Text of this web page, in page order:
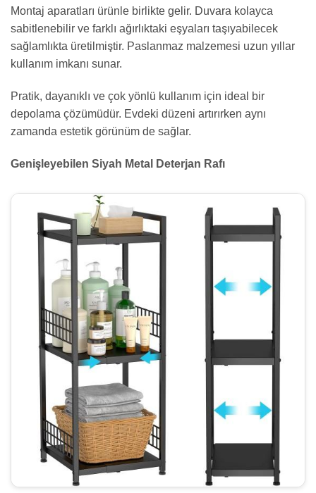
Montaj aparatları ürünle birlikte gelir. Duvara kolayca
sabitlenebilir ve farklı ağırlıktaki eşyaları taşıyabilecek
sağlamlıkta üretilmiştir. Paslanmaz malzemesi uzun yıllar
kullanım imkanı sunar.
Pratik, dayanıklı ve çok yönlü kullanım için ideal bir
depolama çözümüdür. Evdeki düzeni artırırken aynı
zamanda estetik görünüm de sağlar.
Genişleyebilen Siyah Metal Deterjan Rafı